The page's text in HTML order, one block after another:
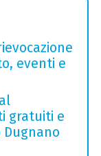
eventi e
gratuiti e